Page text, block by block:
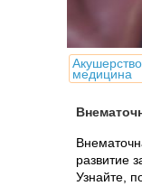
медицина
развитие
Узнайте,